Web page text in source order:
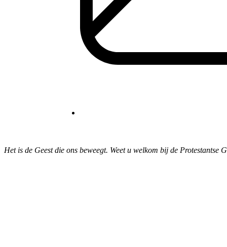
Het is de Geest die ons beweegt. Weet u welkom bij de Protestantse